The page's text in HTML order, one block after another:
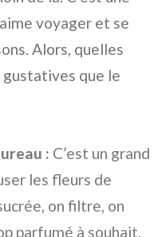
voyager et se
Alors, quelles
que le
: C’est un grand
les fleurs de
on filtre, on
parfumé à souhait,